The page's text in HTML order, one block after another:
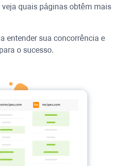
quais páginas obtêm mais
entender sua concorrência e
o sucesso.